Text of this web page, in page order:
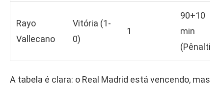
Rayo
Vallecano
Vitória (1-
0)
1
90+10
min
(Pênalti)
A tabela é clara: o Real Madrid está vencendo, mas